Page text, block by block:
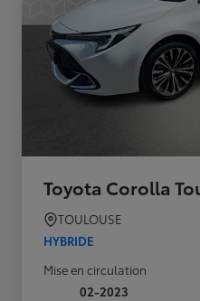
Toyota Corolla
TOULOUSE
HYBRIDE
Mise en circulation
02-2023